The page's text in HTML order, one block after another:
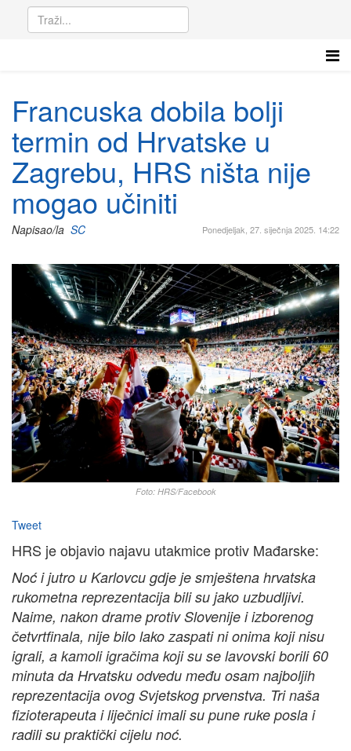
Francuska dobila bolji
termin od Hrvatske u
Zagrebu, HRS ništa nije
mogao učiniti
Ponedjeljak, 27. siječnja 2025. 14:22
Napisao/la SC
Foto: HRS/Facebook
Tweet
HRS je objavio najavu utakmice protiv Mađarske:
Noć i jutro u Karlovcu gdje je smještena hrvatska
rukometna reprezentacija bili su jako uzbudljivi.
Naime, nakon drame protiv Slovenije i izborenog
četvrtfinala, nije bilo lako zaspati ni onima koji nisu
igrali, a kamoli igračima koji su se lavovski borili 60
minuta da Hrvatsku odvedu među osam najboljih
reprezentacija ovog Svjetskog prvenstva. Tri naša
fizioterapeuta i liječnici imali su pune ruke posla i
radili su praktički cijelu noć.